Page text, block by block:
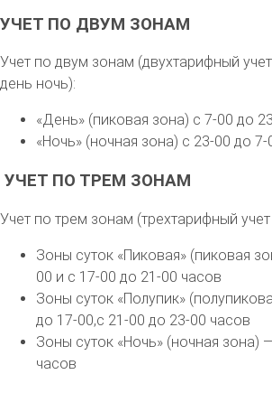
УЧЕТ ПО ДВУМ ЗОНАМ
Учет по двум зонам (двухтарифный
день ночь):
«День» (пиковая зона) с 7-00 до
«Ночь» (ночная зона) с 23-00 до 7-
УЧЕТ ПО ТРЕМ ЗОНАМ
Учет по трем зонам (трехтарифный
Зоны суток «Пиковая» (пиковая
00 и с 17-00 до 21-00 часов
Зоны суток «Полупик»
до 17-00,с 21-00 до 23-00 часов
Зоны суток «Ночь» (ночная зона)
часов